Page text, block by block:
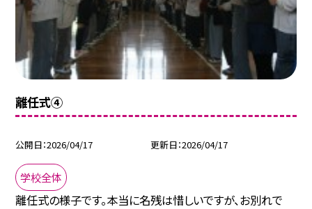
離任式④
公開日 2026/04/17 更新日 2026/04/17
学校全体
離任式の様子です。本当に名残は惜しいですが、お別れで